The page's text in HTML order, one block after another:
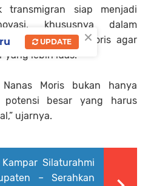
transmigran siap menjadi
khususnya dalam
turunan Nanas Moris agar
yang lebih luas.
Moris bukan hanya
potensi besar yang harus
ujarnya.
Silaturahmi
– Serahkan
×
UPDATE